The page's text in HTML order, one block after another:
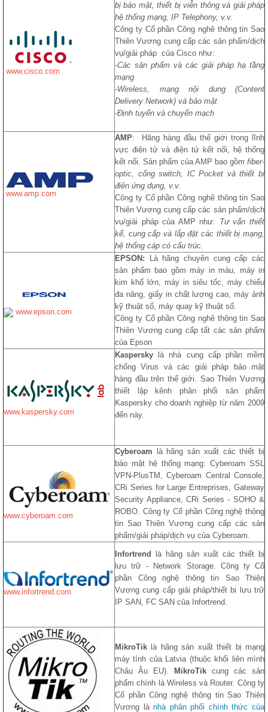
www.cisco.com
bị bảo mật, thiết bị viễn thông và giải pháp
hệ thống mạng, IP Telephony, v.v.
Công ty Cổ phần Công nghê thông tin Sao
Thiên Vương cung cấp các sản phẩm/dịch
vụ/giải pháp của Cisco như:
-Các sản phẩm và các giải pháp hạ tầng
mạng
-Wireless, mạng nội dung (Content
Delivery Network) và bảo mật
-Định tuyến và chuyển mạch
www.amp.com
AMP: Hãng hàng đầu thế giới trong lĩnh
vực điện tử và điện tử kết nối, hệ thống
kết nối. Sản phẩm của AMP bao gồm fiber-
optic, cổng switch, IC Pocket và thiết bị
điện ứng dụng, v.v.
Công ty Cổ phần Công nghê thông tin Sao
Thiên Vương cung cấp các sản phẩm/dịch
vụ/giải pháp của AMP như: Tư vấn thiết
kế, cung cấp và lắp đặt các thiết bị mạng,
hệ thống cáp có cấu trúc.
www.epson.com
EPSON:
Là hãng chuyên cung cấp các
sản phẩm bao gồm máy in màu, máy in
kim khổ lớn, máy in siêu tốc, máy chiếu
đa năng, giấy in chất lượng cao, máy ảnh
kỹ thuật số, máy quay kỹ thuật số.
Công ty Cổ phần Công nghê thông tin Sao
Thiên Vương cung cấp tất các sản phẩm
của Epson
www.kaspersky.com
Kaspersky là nhà cung cấp phần mềm
chống Virus và các giải pháp bảo mật
hàng đầu trên thế giới. Sao Thiên Vương
thiết lập kênh phân phối sản phẩm
Kaspersky cho doanh nghiệp từ năm 2009
đến này.
www.cyberoam.com
Cyberoam
là hãng sản xuất các thiết bị
bảo mật hệ thống mạng: Cyberoam SSL
VPN-PlusTM, Cyberoam Central Console,
CRi Series for Large Entreprises, Gateway
Security Appliance, CRi Series - SOHO &
ROBO. Công ty Cổ phần Công nghệ thông
tin Sao Thiên Vương cung cấp các sản
phẩm/giải pháp/dịch vụ của Cyberoam.
www.infortrend.com
Infortrend
là hãng sản xuất các thiết bị
lưu trữ - Network Storage. Công ty Cổ
phần Công nghệ thông tin Sao Thiên
Vương cung cấp giải pháp/thiết bị lưu trữ
IP SAN, FC SAN của Infortrend.
MikroTik là hãng sản xuất thiết bị mạng
máy tính của Latvia (thuộc khối liên mình
Châu Âu EU).
MikroTik cung các sản
phẩm chính là Wireless và Router. Công ty
Cổ phần Công nghệ thông tin Sao Thiên
Vương lànhà phân phối chính thức của